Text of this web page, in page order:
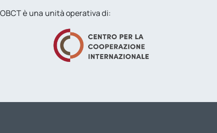
OBCT è una unità operativa di: